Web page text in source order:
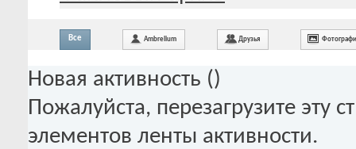
Все Ambrelium Друзья
Новая активность ()
Пожалуйста, перезагрузите эту
элементов ленты активности.